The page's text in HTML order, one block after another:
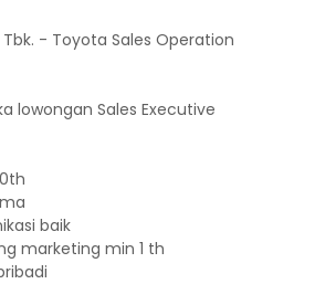
- Toyota Sales Operation
lowongan Sales Executive
baik
marketing min 1 th